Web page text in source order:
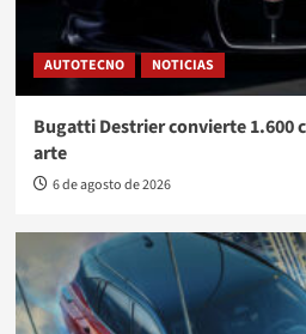
AUTOTECNO NOTICIAS
Bugatti Destrier convierte 1.600
arte
6 de agosto de 2026